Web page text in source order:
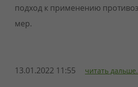
подход к применению
мер.
13.01.2022 11:55 читать